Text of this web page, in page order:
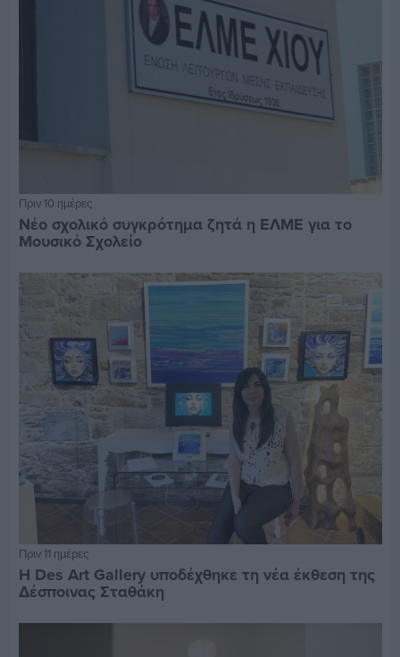
Πριν 10 ημέρες
Νέο σχολικό συγκρότημα ζητά η ΕΛΜΕ για το
Μουσικό Σχολείο
Πριν 11 ημέρες
Η Des Art Gallery υποδέχθηκε τη νέα έκθεση της
Δέσποινας Σταθάκη